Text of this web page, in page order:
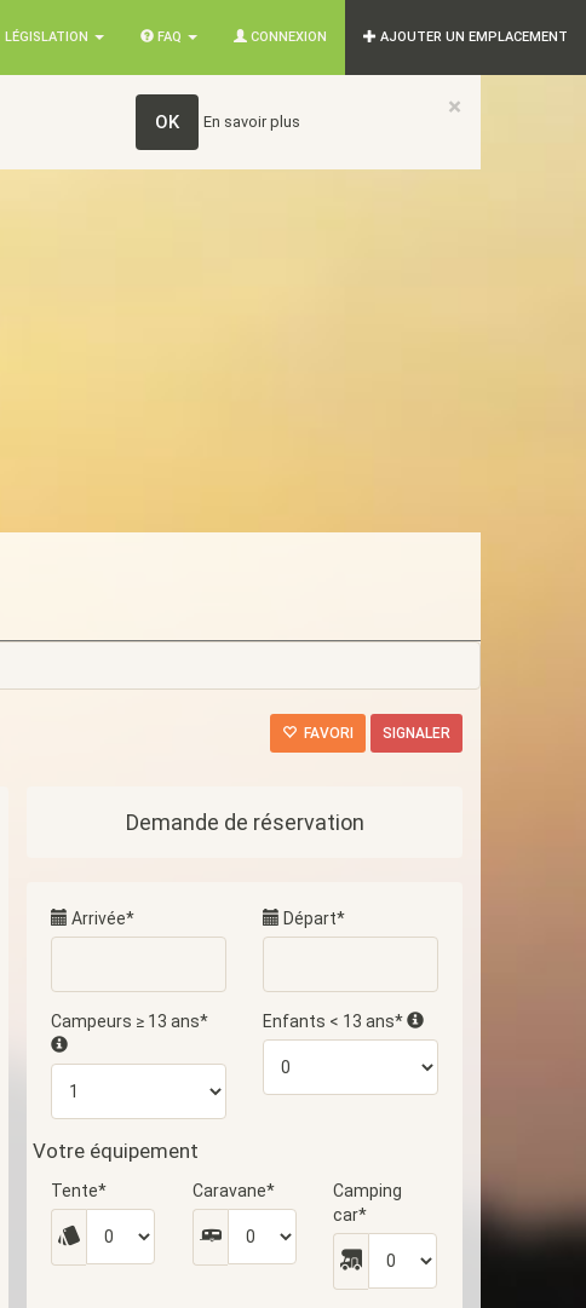
LÉGISLATION FAQ CONNEXION AJOUTER UN EMPLACEMENT
×
OK En savoir plus
FAVORI SIGNALER
Demande de réservation
Arrivée* Départ*
Campeurs ≥ 13 ans* Enfants < 13 ans*
Votre équipement
Tente* Caravane*
Camping
car*